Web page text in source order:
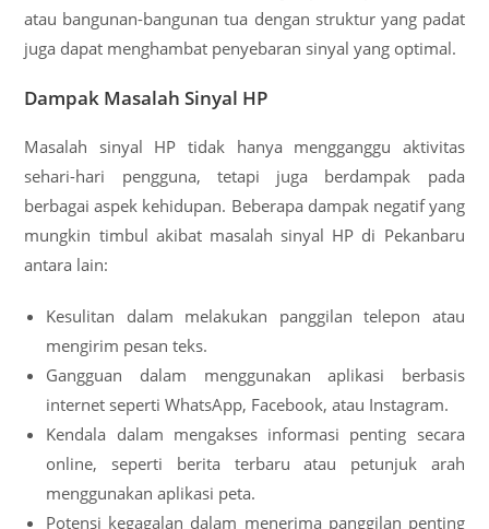
atau bangunan-bangunan tua dengan struktur yang padat
juga dapat menghambat penyebaran sinyal yang optimal.
Dampak Masalah Sinyal HP
Masalah sinyal HP tidak hanya mengganggu aktivitas
sehari-hari pengguna, tetapi juga berdampak pada
berbagai aspek kehidupan. Beberapa dampak negatif yang
mungkin timbul akibat masalah sinyal HP di Pekanbaru
antara lain:
Kesulitan dalam melakukan panggilan telepon atau
mengirim pesan teks.
Gangguan dalam menggunakan aplikasi berbasis
internet seperti WhatsApp, Facebook, atau Instagram.
Kendala dalam mengakses informasi penting secara
online, seperti berita terbaru atau petunjuk arah
menggunakan aplikasi peta.
Potensi kegagalan dalam menerima panggilan penting